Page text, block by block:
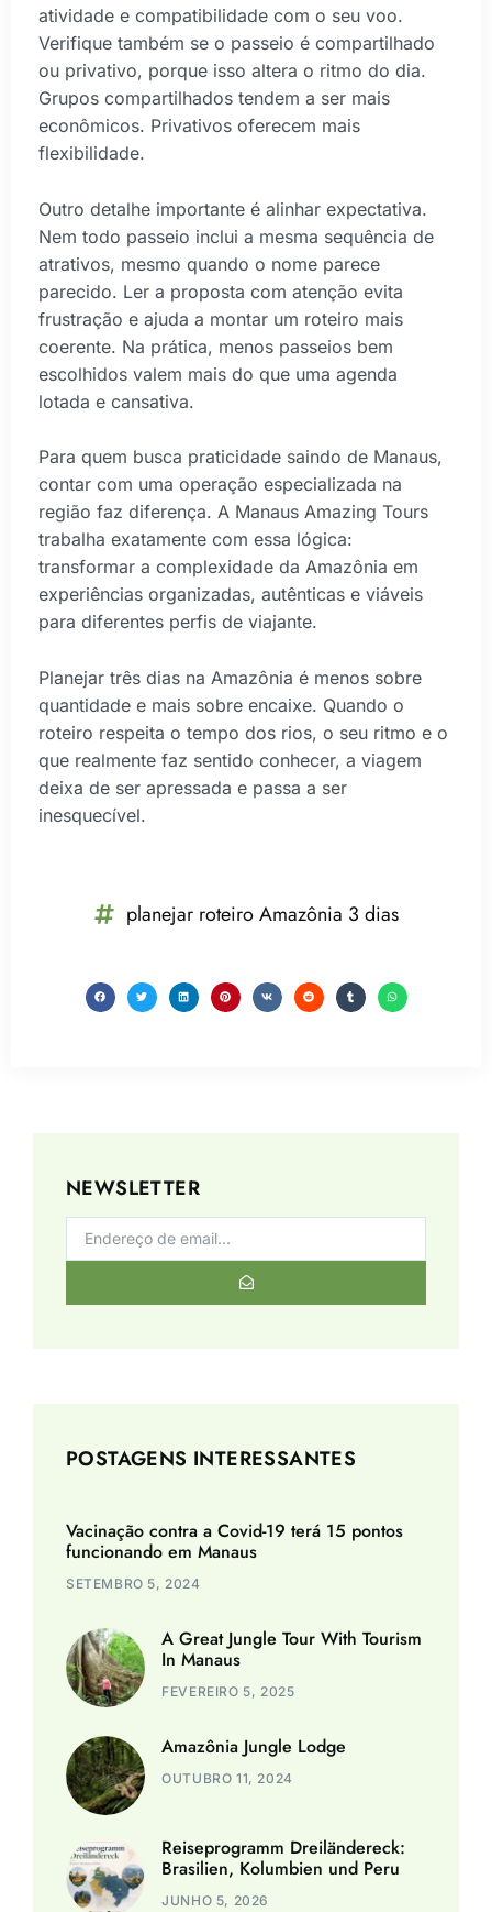
atividade e compatibilidade com o seu voo.
Verifique também se o passeio é compartilhado
ou privativo, porque isso altera o ritmo do dia.
Grupos compartilhados tendem a ser mais
econômicos. Privativos oferecem mais
flexibilidade.
Outro detalhe importante é alinhar expectativa.
Nem todo passeio inclui a mesma sequência de
atrativos, mesmo quando o nome parece
parecido. Ler a proposta com atenção evita
frustração e ajuda a montar um roteiro mais
coerente. Na prática, menos passeios bem
escolhidos valem mais do que uma agenda
lotada e cansativa.
Para quem busca praticidade saindo de Manaus,
contar com uma operação especializada na
região faz diferença. A Manaus Amazing Tours
trabalha exatamente com essa lógica:
transformar a complexidade da Amazônia em
experiências organizadas, autênticas e viáveis
para diferentes perfis de viajante.
Planejar três dias na Amazônia é menos sobre
quantidade e mais sobre encaixe. Quando o
roteiro respeita o tempo dos rios, o seu ritmo e o
que realmente faz sentido conhecer, a viagem
deixa de ser apressada e passa a ser
inesquecível.
planejar roteiro Amazônia 3 dias
NEWSLETTER
POSTAGENS INTERESSANTES
Vacinação contra a Covid-19 terá 15 pontos
funcionando em Manaus
SETEMBRO 5, 2024
A Great Jungle Tour With Tourism
In Manaus
FEVEREIRO 5, 2025
Amazônia Jungle Lodge
OUTUBRO 11, 2024
Reiseprogramm Dreiländereck:
Brasilien, Kolumbien und Peru
JUNHO 5, 2026